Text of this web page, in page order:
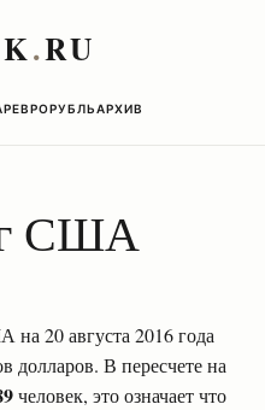
.RU
ЕВРОРУБЛЬАРХИВ
США
20 августа 2016 года
долларов. В пересчете на
человек, это означает что